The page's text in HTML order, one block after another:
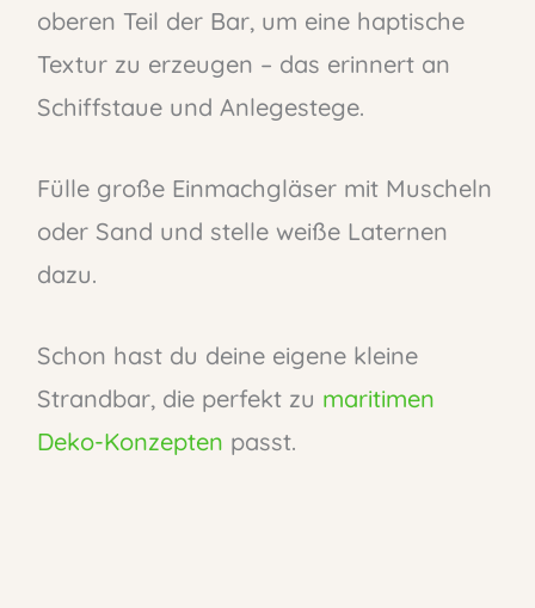
oberen Teil der Bar, um eine haptische
Textur zu erzeugen – das erinnert an
Schiffstaue und Anlegestege.
Fülle große Einmachgläser mit Muscheln
oder Sand und stelle weiße Laternen
dazu.
Schon hast du deine eigene kleine
Strandbar, die perfekt zu maritimen
Deko-Konzepten passt.